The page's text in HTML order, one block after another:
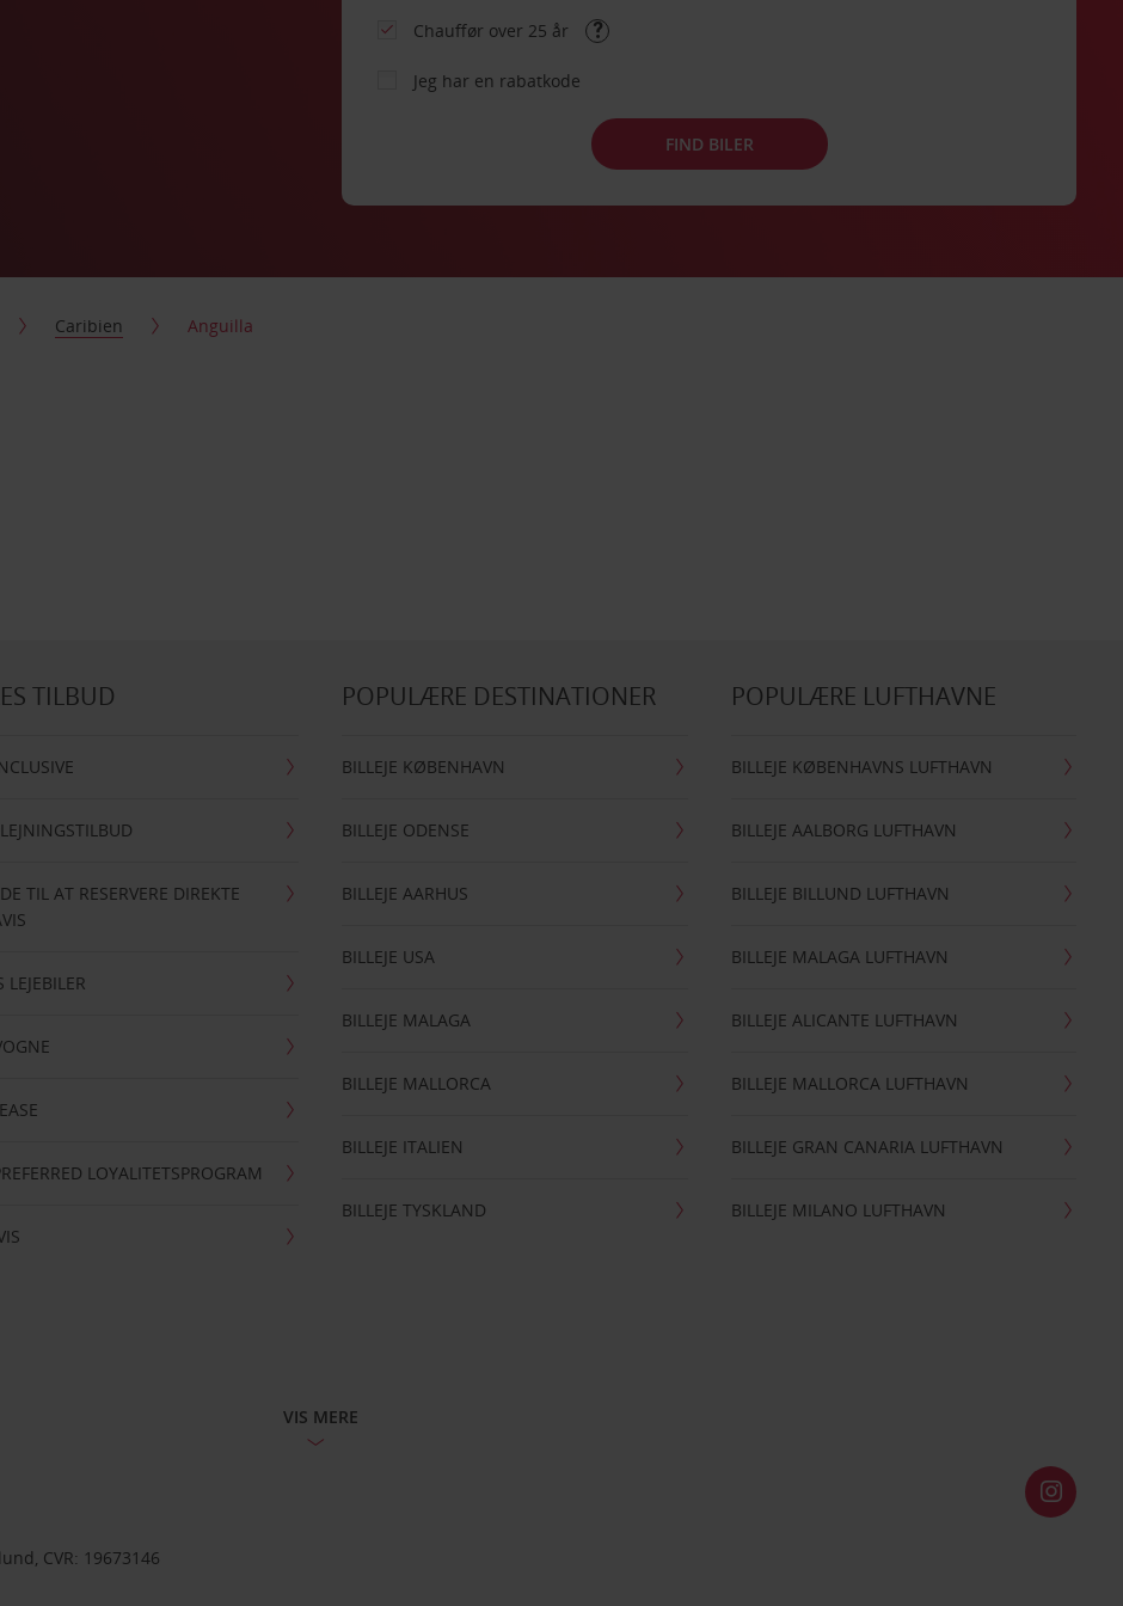
Chauffør over 25 år
Jeg har en rabatkode
FIND BILER
Caribien Anguilla
TILBUD
TIL AT RESERVERE DIREKTE
LEJEBILER
LOYALITETSPROGRAM
POPULÆRE DESTINATIONER
BILLEJE KØBENHAVN
BILLEJE ODENSE
BILLEJE AARHUS
BILLEJE USA
BILLEJE MALAGA
BILLEJE MALLORCA
BILLEJE ITALIEN
BILLEJE TYSKLAND
POPULÆRE LUFTHAVNE
BILLEJE KØBENHAVNS LUFTHAVN
BILLEJE AALBORG LUFTHAVN
BILLEJE BILLUND LUFTHAVN
BILLEJE MALAGA LUFTHAVN
BILLEJE ALICANTE LUFTHAVN
BILLEJE MALLORCA LUFTHAVN
BILLEJE GRAN CANARIA LUFTHAVN
BILLEJE MILANO LUFTHAVN
VIS MERE
CVR: 19673146